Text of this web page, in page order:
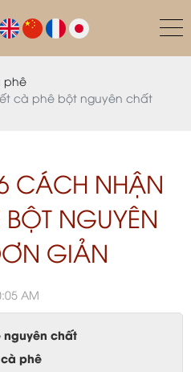
phê
cà phê bột nguyên chất
CÁCH NHẬN
BỘT NGUYÊN
GIẢN
AM
chất
phê